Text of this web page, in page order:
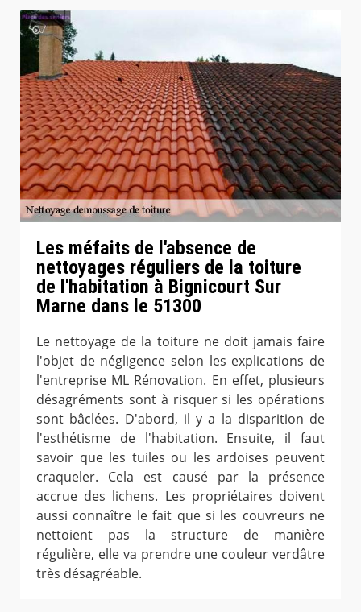
Les méfaits de l'absence de
nettoyages réguliers de la toiture
de l'habitation à Bignicourt Sur
Marne dans le 51300
Le nettoyage de la toiture ne doit jamais faire
l'objet de négligence selon les explications de
l'entreprise ML Rénovation. En effet, plusieurs
désagréments sont à risquer si les opérations
sont bâclées. D'abord, il y a la disparition de
l'esthétisme de l'habitation. Ensuite, il faut
savoir que les tuiles ou les ardoises peuvent
craqueler. Cela est causé par la présence
accrue des lichens. Les propriétaires doivent
aussi connaître le fait que si les couvreurs ne
nettoient pas la structure de manière
régulière, elle va prendre une couleur verdâtre
très désagréable.